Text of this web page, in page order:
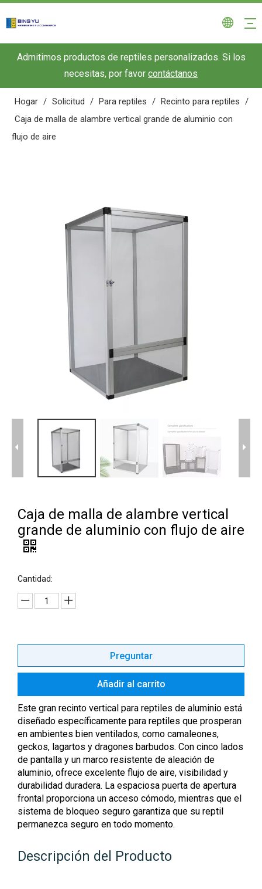
Admitimos productos de reptiles personalizados. Si los
necesitas, por favor contáctanos
Hogar / Solicitud / Para reptiles / Recinto para reptiles /
Caja de malla de alambre vertical grande de aluminio con
flujo de aire
Caja de malla de alambre vertical
grande de aluminio con flujo de aire
Cantidad:
Preguntar
Añadir al carrito
Este gran recinto vertical para reptiles de aluminio está
diseñado específicamente para reptiles que prosperan
en ambientes bien ventilados, como camaleones,
geckos, lagartos y dragones barbudos. Con cinco lados
de pantalla y un marco resistente de aleación de
aluminio, ofrece excelente flujo de aire, visibilidad y
durabilidad duradera. La espaciosa puerta de apertura
frontal proporciona un acceso cómodo, mientras que el
sistema de bloqueo seguro garantiza que su reptil
permanezca seguro en todo momento.
Descripción del Producto